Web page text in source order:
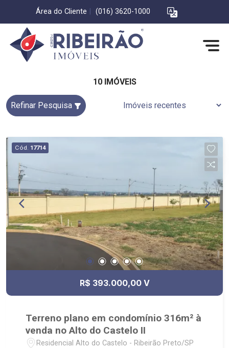
Área do Cliente (016) 3620-1000
10 IMÓVEIS
Refinar Pesquisa
Cód. 17714
R$ 393.000,00 V
Terreno plano em condomínio 316m² à
venda no Alto do Castelo II
Residencial Alto do Castelo - Ribeirão Preto/SP